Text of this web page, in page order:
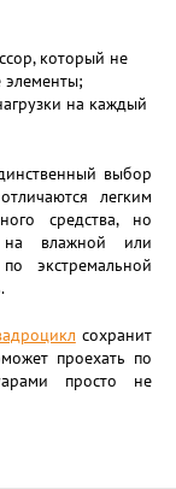
который не
элементы;
на каждый
выбор
легким
средства, но
на влажной или
экстремальной
сохранит
проехать по
просто не